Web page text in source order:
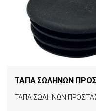
ΤΑΠΑ ΣΩΛΗΝΩΝ